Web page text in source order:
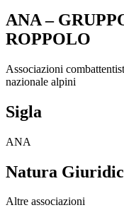
ANA –
ROPPOLO
Associazioni
nazionale alpini
Sigla
ANA
Natura
Altre associazioni